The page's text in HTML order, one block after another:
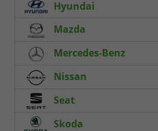
Hyundai
Mazda
Mercedes-Benz
Nissan
Seat
Skoda